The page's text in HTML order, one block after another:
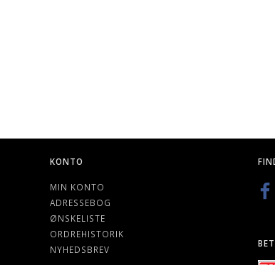
KONTO
MIN KONTO
ADRESSEBOG
ØNSKELISTE
ORDREHISTORIK
NYHEDSBREV